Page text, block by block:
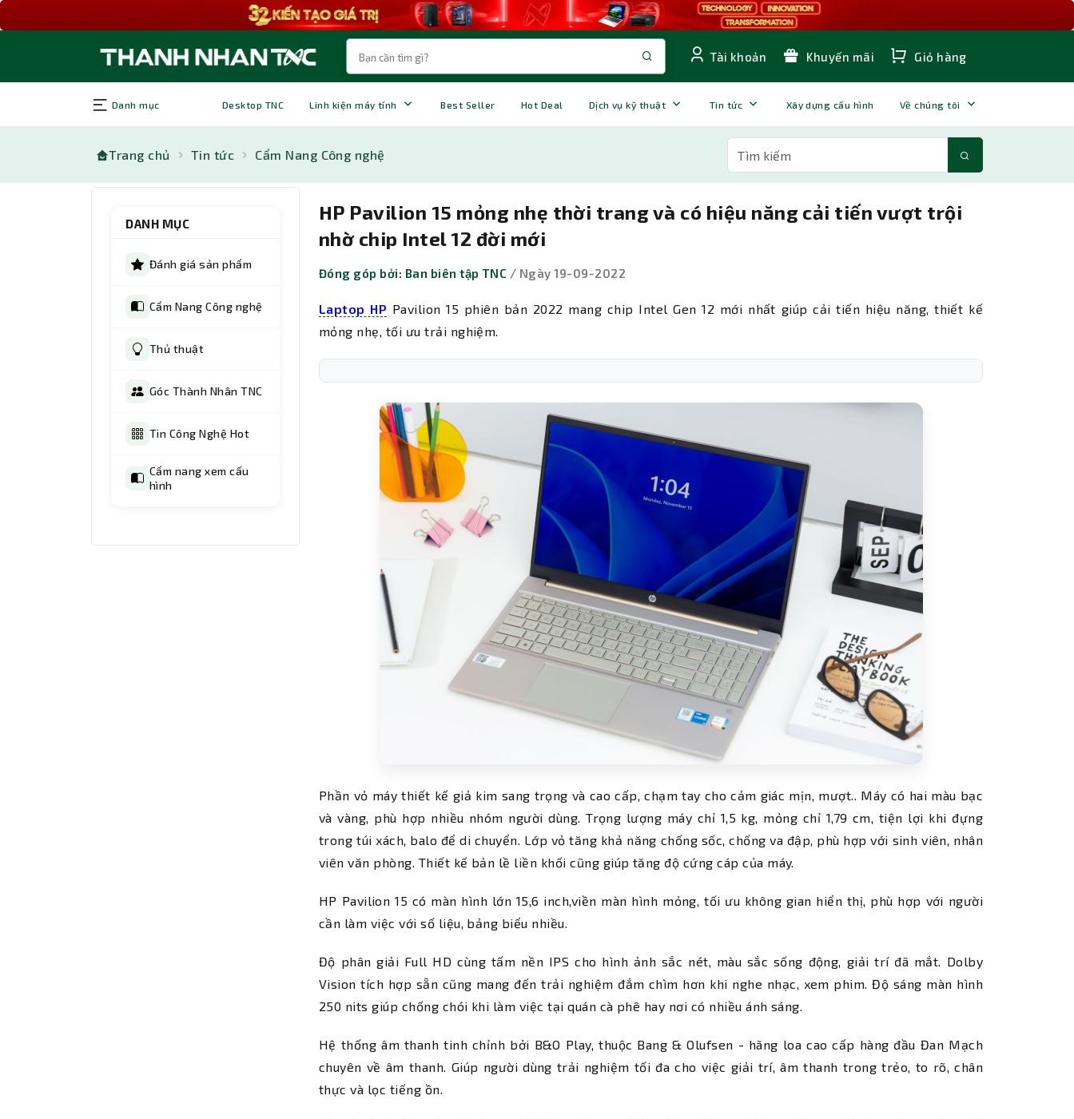
Tài khoản Khuyến mãi Giỏ hàng
Danh mục Desktop TNC Linh kiện máy tính Best Seller Hot Deal Dịch vụ kỹ thuật Tin tức Xây dựng cấu hình Về chúng tôi
Trang chủ Tin tức Cẩm Nang Công nghệ
DANH MỤC
Đánh giá sản phẩm
Cẩm Nang Công nghệ
Thủ thuật
Góc Thành Nhân TNC
Tin Công Nghệ Hot
Cẩm nang xem cấu
hình
HP Pavilion 15 mỏng nhẹ thời trang và có hiệu năng cải tiến vượt trội
nhờ chip Intel 12 đời mới
Đóng góp bởi: Ban biên tập TNC / Ngày 19-09-2022
Laptop HP Pavilion 15 phiên bản 2022 mang chip Intel Gen 12 mới nhất giúp cải tiến hiệu năng, thiết kế
mỏng nhẹ, tối ưu trải nghiệm.
Phần vỏ máy thiết kế giả kim sang trọng và cao cấp, chạm tay cho cảm giác mịn, mượt.. Máy có hai màu bạc
và vàng, phù hợp nhiều nhóm người dùng. Trọng lượng máy chỉ 1,5 kg, mỏng chỉ 1,79 cm, tiện lợi khi đựng
trong túi xách, balo để di chuyển. Lớp vỏ tăng khả năng chống sốc, chống va đập, phù hợp với sinh viên, nhân
viên văn phòng. Thiết kế bản lề liền khối cũng giúp tăng độ cứng cáp của máy.
HP Pavilion 15 có màn hình lớn 15,6 inch,viền màn hình mỏng, tối ưu không gian hiển thị, phù hợp với người
cần làm việc với số liệu, bảng biểu nhiều.
Độ phân giải Full HD cùng tấm nền IPS cho hình ảnh sắc nét, màu sắc sống động, giải trí đã mắt. Dolby
Vision tích hợp sẵn cũng mang đến trải nghiệm đắm chìm hơn khi nghe nhạc, xem phim. Độ sáng màn hình
250 nits giúp chống chói khi làm việc tại quán cà phê hay nơi có nhiều ánh sáng.
Hệ thống âm thanh tinh chỉnh bởi B&O Play, thuộc Bang & Olufsen - hãng loa cao cấp hàng đầu Đan Mạch
chuyên về âm thanh. Giúp người dùng trải nghiệm tối đa cho việc giải trí, âm thanh trong trẻo, to rõ, chân
thực và lọc tiếng ồn.